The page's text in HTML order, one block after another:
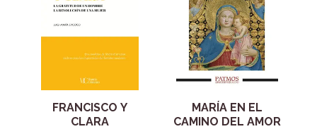
FRANCISCO Y
CLARA
MARÍA EN EL
CAMINO DEL AMOR